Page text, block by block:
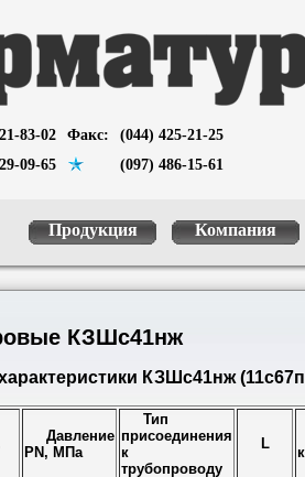
83-02 Факс:
(044) 425-21-25
09-65
(097) 486-15-61
Продукция Компания
КЗШс41нж
КЗШс41нж
Давление
PN, МПа
Тип
присоединения
к
трубопроводу
L